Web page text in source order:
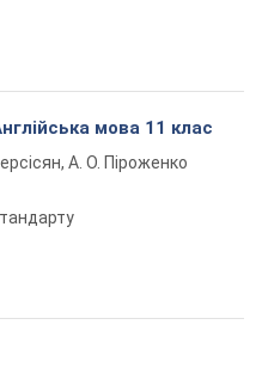
мова 11 клас
А. О. Піроженко